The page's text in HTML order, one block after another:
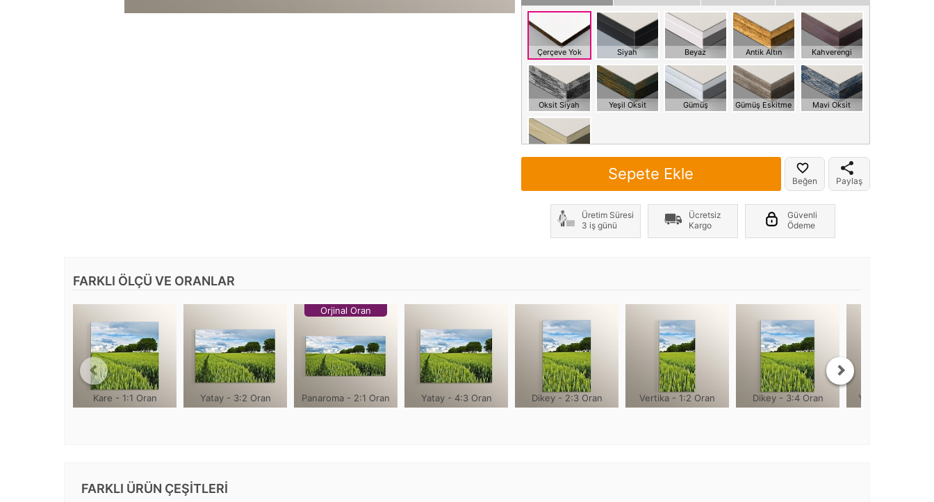
Çerçeve Yok Siyah Beyaz Antik Altın Kahverengi
Oksit Siyah Yeşil Oksit Gümüş Gümüş Eskitme Mavi Oksit
Meşe
Not: Çerçeve genişliği her yönde +2cm, yüksekliği 1cm olmaktadır
Sepete Ekle Beğen Paylaş
Üretim Süresi
3 iş günü
Ücretsiz
Kargo
Güvenli
Ödeme
FARKLI ÖLÇÜ VE ORANLAR
Kare - 1:1 Oran Yatay - 3:2 Oran
Orjinal Oran
Panaroma - 2:1 Oran Yatay - 4:3 Oran Dikey - 2:3 Oran Vertika - 1:2 Oran Dikey - 3:4 Oran Yuvarlak - 1:1
FARKLI ÜRÜN ÇEŞİTLERİ